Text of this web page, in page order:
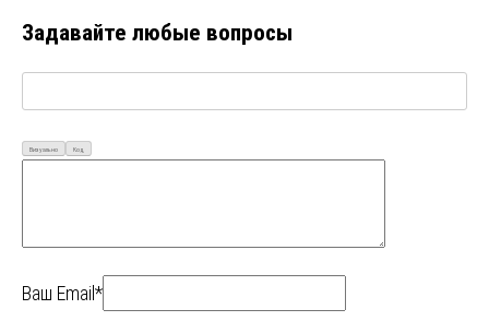
Задавайте любые вопросы
Визуально Код
Ваш Email*